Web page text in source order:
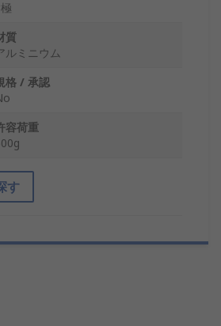
質
ルミニウム
格 / 承認
容荷重
す